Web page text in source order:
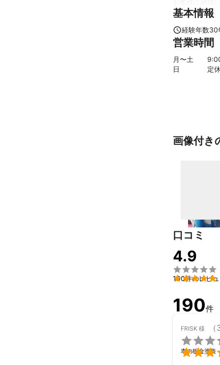
修理の問い合
ご不明点があ
代車無料です
車両データが
（初度検査年
よろしくお願
基本情報
経験年数30
営業時間
月〜土 9
日
定
画像付き
口コミ
4.9


190件のレビ
190件
FRISK 様
車の板金塗装